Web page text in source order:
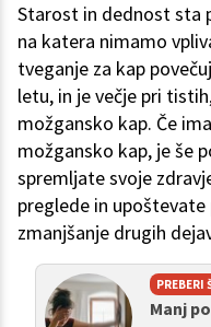
Starost in dednost sta
na katera nimamo
tveganje za kap
letu, in je večje pri
možgansko kap. Če
možgansko kap, je še
spremljate svoje
preglede in
zmanjšanje drugih
PREBERI
Manj